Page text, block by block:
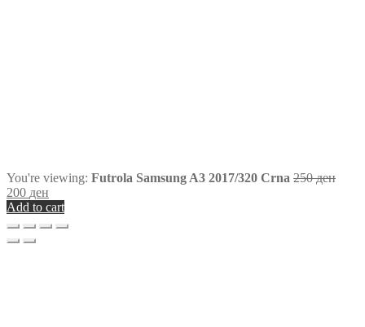
You're viewing: Futrola Samsung A3 2017/320 Crna 250ден
200 ден
Add to cart